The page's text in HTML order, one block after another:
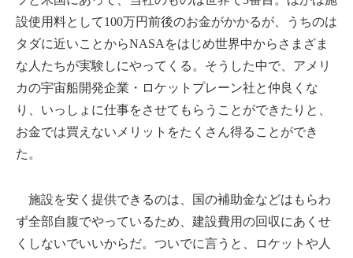
設使用料として100万円前後のお金がかかるが、うちのは
タダに近いことからNASAをはじめ世界中からさまざま
な人たちが実験しにやってくる。そうした中で、アメリ
カの宇宙船開発企業・ロケットプレーン社と仲良くな
り、いっしょに仕事をさせてもらうことができたりと、
お金では買えないメリットをたくさん得ることができ
た。
施設を安く提供できるのは、国の補助金などはもらわ
ず全部自腹でやっているため、建設費用の回収にあくせ
くしないでいいからだ。ついでに言うと、ロケットや人